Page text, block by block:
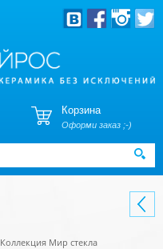
Корзина
Оформи заказ ;-)
Коллекция Мир стекла